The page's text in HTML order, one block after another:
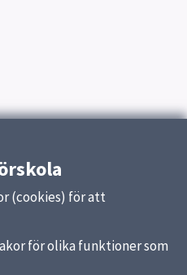
(cookies) för att
för olika funktioner som